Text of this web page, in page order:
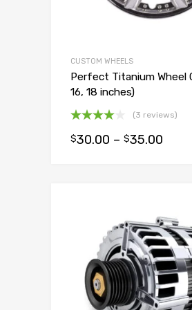
CUSTOM WHEELS
Perfect Titanium Wheel
16, 18 inches)
4.00na
(3 reviews)
$30.00 – $35.00